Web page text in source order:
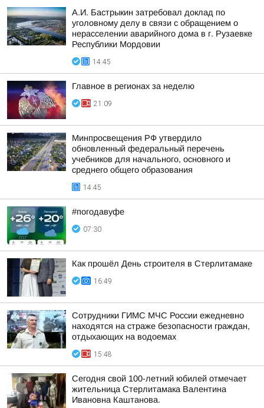
А.И. Бастрыкин затребовал доклад по
уголовному делу в связи с обращением о
нерасселении аварийного дома в г. Рузаевке
Республики Мордовии
14:45
Главное в регионах за неделю
21:09
Минпросвещения РФ утвердило
обновленный федеральный перечень
учебников для начального, основного и
среднего общего образования
14:45
#погодавуфе
07:30
Как прошёл День строителя в Стерлитамаке
16:49
Сотрудники ГИМС МЧС России ежедневно
находятся на страже безопасности граждан,
отдыхающих на водоемах
15:48
Сегодня свой 100-летний юбилей отмечает
жительница Стерлитамака Валентина
Ивановна Каштанова.